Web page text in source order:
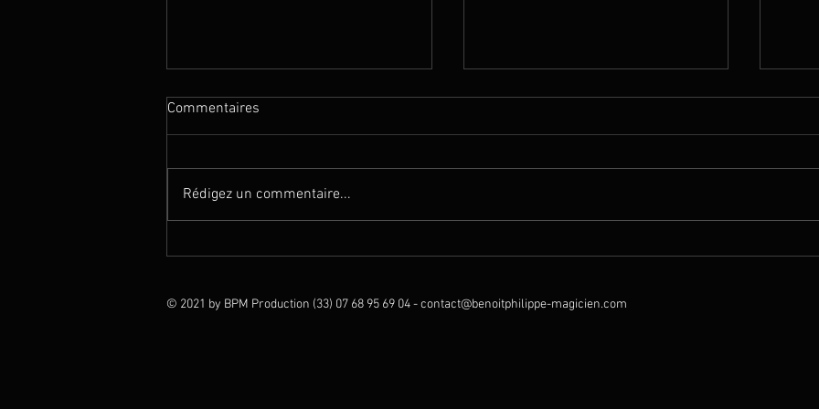
Commentaires
Rédigez un commentaire...
© 2021 by BPM Production (33) 07 68 95 69 04 -contact@benoitphilippe-magicien.com